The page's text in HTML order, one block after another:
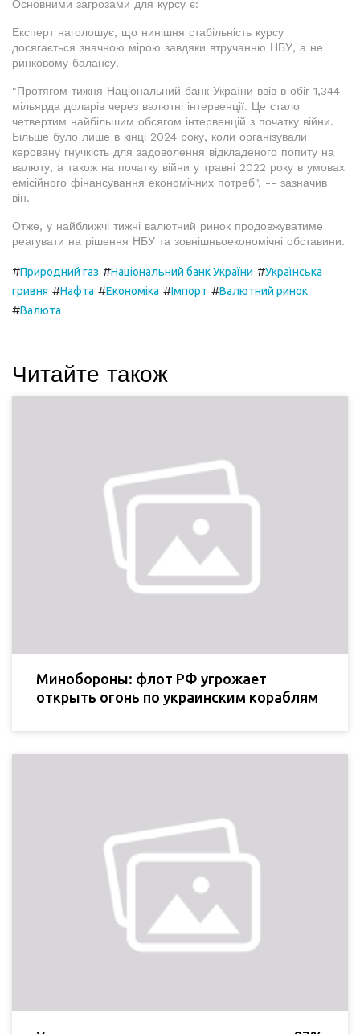
Основними загрозами для курсу є:
Експерт наголошує, що нинішня стабільність курсу
досягається значною мірою завдяки втручанню НБУ, а не
ринковому балансу.
"Протягом тижня Національний банк України ввів в обіг 1,344
мільярда доларів через валютні інтервенції. Це стало
четвертим найбільшим обсягом інтервенцій з початку війни.
Більше було лише в кінці 2024 року, коли організували
керовану гнучкість для задоволення відкладеного попиту на
валюту, а також на початку війни у травні 2022 року в умовах
емісійного фінансування економічних потреб", -- зазначив
він.
Отже, у найближчі тижні валютний ринок продовжуватиме
реагувати на рішення НБУ та зовнішньоекономічні обставини.
#Природний газ #Національний банк України #Українська
гривня #Нафта #Економіка #Імпорт #Валютний ринок
#Валюта
Читайте також
Минобороны: флот РФ угрожает
открыть огонь по украинским кораблям